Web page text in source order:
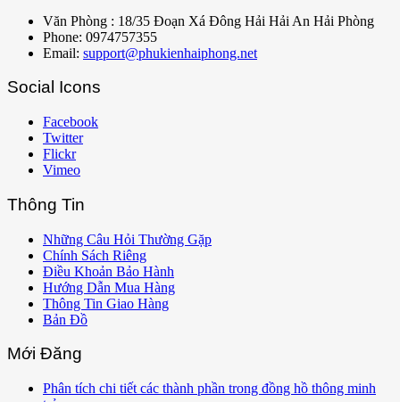
Văn Phòng : 18/35 Đoạn Xá Đông Hải Hải An Hải Phòng
Phone: 0974757355
Email: support@phukienhaiphong.net
Social Icons
Facebook
Twitter
Flickr
Vimeo
Thông Tin
Những Câu Hỏi Thường Gặp
Chính Sách Riêng
Điều Khoản Bảo Hành
Hướng Dẫn Mua Hàng
Thông Tin Giao Hàng
Bản Đồ
Mới Đăng
Phân tích chi tiết các thành phần trong đồng hồ thông minh